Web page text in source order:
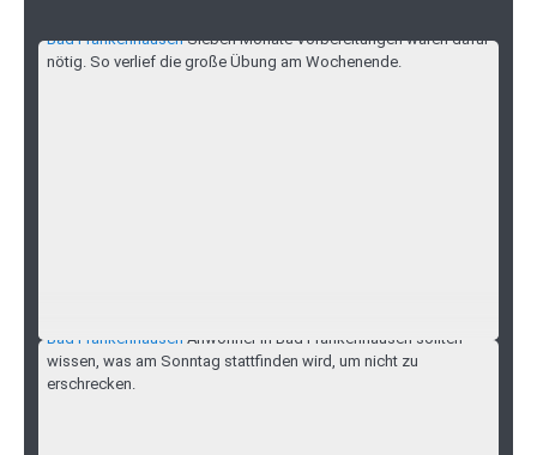
Bad FrankenhausenSieben Monate Vorbereitungen waren dafür
nötig. So verlief die große Übung am Wochenende.
Bad Frankenhausen Anwohner in Bad Frankenhausen sollten
wissen, was am Sonntag stattfinden wird, um nicht zu
erschrecken.